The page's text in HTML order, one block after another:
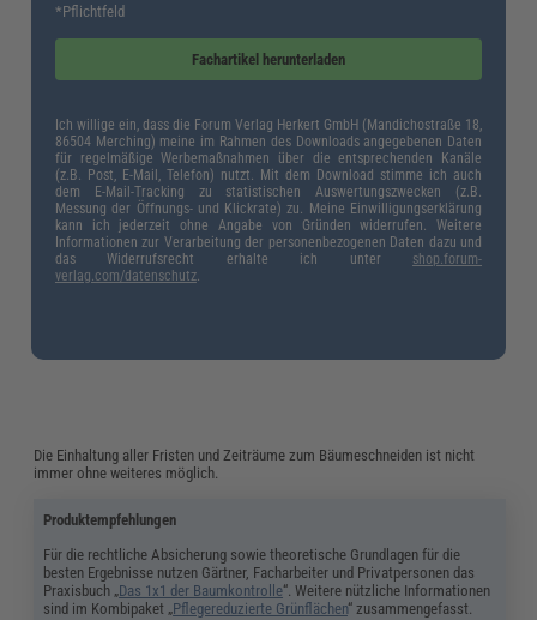
*Pflichtfeld
Fachartikel herunterladen
Ich willige ein, dass die Forum Verlag Herkert GmbH (Mandichostraße 18,
86504 Merching) meine im Rahmen des Downloads angegebenen Daten
für regelmäßige Werbemaßnahmen über die entsprechenden Kanäle
(z.B. Post, E-Mail, Telefon) nutzt. Mit dem Download stimme ich auch
dem E-Mail-Tracking zu statistischen Auswertungszwecken (z.B.
Messung der Öffnungs- und Klickrate) zu. Meine Einwilligungserklärung
kann ich jederzeit ohne Angabe von Gründen widerrufen. Weitere
Informationen zur Verarbeitung der personenbezogenen Daten dazu und
das Widerrufsrecht erhalte ich unter shop.forum-
verlag.com/datenschutz.
Facharbeiter, Gärtner wie auch Privatpersonen müssen sich an die
Vorgaben halten, wann das Fällen und Schneiden von Bäumen erlaubt ist.
Neben Genehmigungen spielen die richtigen Grundlagen, etwa bei der Sicht-
und Baumkontrolle, eine zentrale Rolle. (Bild: © AK-DigiArt –
Die Einhaltung aller Fristen und Zeiträume zum Bäumeschneiden ist nicht
immer ohne weiteres möglich.
Produktempfehlungen
Für die rechtliche Absicherung sowie theoretische Grundlagen für die
besten Ergebnisse nutzen Gärtner, Facharbeiter und Privatpersonen das
Praxisbuch „Das 1x1 der Baumkontrolle“. Weitere nützliche Informationen
sind im Kombipaket „Pflegereduzierte Grünflächen“ zusammengefasst.